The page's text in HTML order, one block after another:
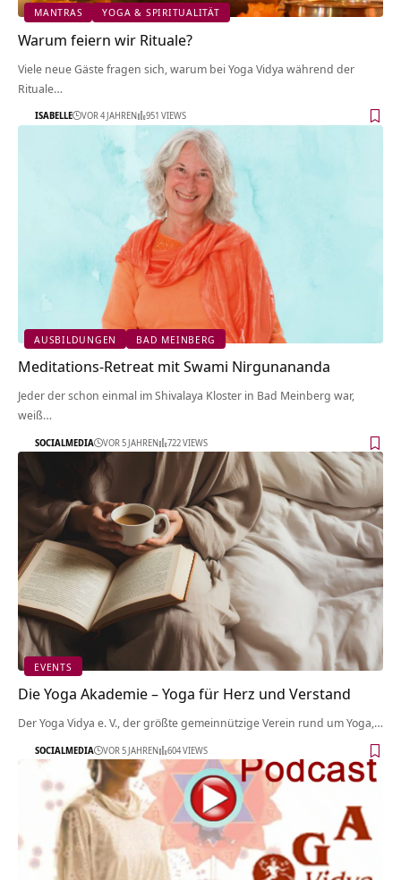
MANTRAS YOGA & SPIRITUALITÄT
Warum feiern wir Rituale?
Viele neue Gäste fragen sich, warum bei Yoga Vidya während der
Rituale…
ISABELLE VOR 4 JAHREN 951 VIEWS
AUSBILDUNGEN BAD MEINBERG
Meditations-Retreat mit Swami Nirgunananda
Jeder der schon einmal im Shivalaya Kloster in Bad Meinberg war,
weiß…
SOCIALMEDIA VOR 5 JAHREN 722 VIEWS
EVENTS
Die Yoga Akademie – Yoga für Herz und Verstand
Der Yoga Vidya e. V., der größte gemeinnützige Verein rund um Yoga,…
SOCIALMEDIA VOR 5 JAHREN 604 VIEWS